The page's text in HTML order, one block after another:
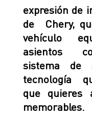
expresión de
de Chery,
vehículo
asientos
sistema de
tecnología
que
memorables.